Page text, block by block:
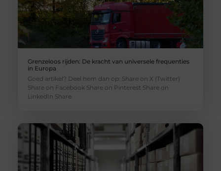
Grenzeloos rijden: De kracht van universele frequenties
in Europa
Goed artikel? Deel hem dan op: Share on X (Twitter)
Share on Facebook Share on Pinterest Share on
LinkedIn Share